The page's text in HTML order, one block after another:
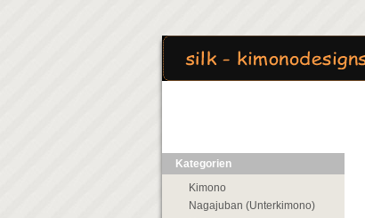
Kategorien
Kimono
Nagajuban (Unterkimono)